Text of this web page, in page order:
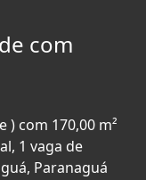
com
) com 170,00 m²
1 vaga de
Paranaguá